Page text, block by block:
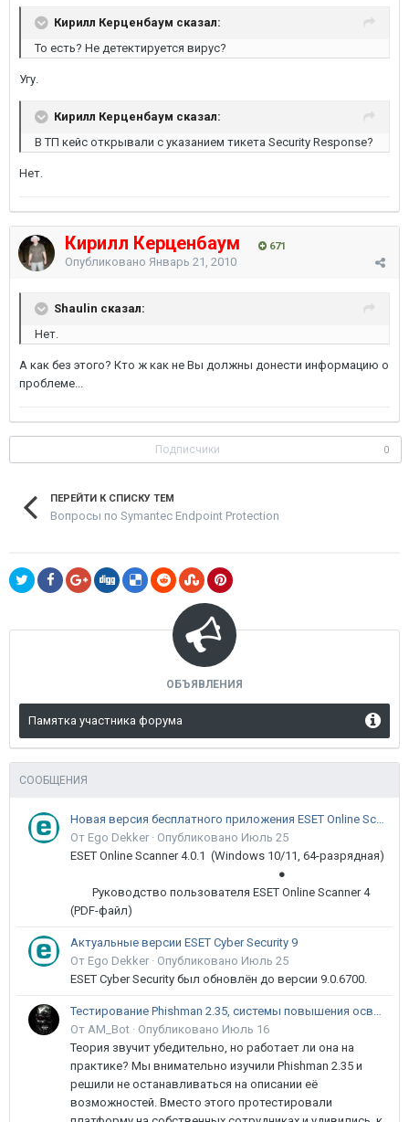
Кирилл Керценбаум сказал:
То есть? Не детектируется вирус?
Угу.
Кирилл Керценбаум сказал:
В ТП кейс открывали с указанием тикета Security Response?
Нет.
Кирилл Керценбаум 671
Опубликовано Январь 21, 2010
Shaulin сказал:
Нет.
А как без этого? Кто ж как не Вы должны донести информацию о
проблеме...
Подписчики 0
ПЕРЕЙТИ К СПИСКУ ТЕМ
Вопросы по Symantec Endpoint Protection
ОБЪЯВЛЕНИЯ
Памятка участника форума
СООБЩЕНИЯ
Новая версия бесплатного приложения ESET Online Scanner доступна пользователям
От Ego Dekker · Опубликовано Июль 25
ESET Online Scanner 4.0.1 (Windows 10/11, 64-разрядная)
●
Руководство пользователя ESET Online Scanner 4
(PDF-файл)
Актуальные версии ESET Cyber Security 9
От Ego Dekker · Опубликовано Июль 25
ESET Cyber Security был обновлён до версии 9.0.6700.
Тестирование Phishman 2.35, системы повышения осведомлённости пользователей в сфере ИБ
От AM_Bot · Опубликовано Июль 16
Теория звучит убедительно, но работает ли она на
практике? Мы внимательно изучили Phishman 2.35 и
решили не останавливаться на описании её
возможностей. Вместо этого протестировали